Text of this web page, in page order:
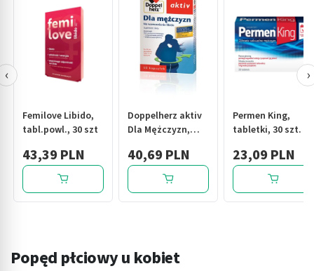
Femilove Libido,
tabl.powl., 30 szt
43,39 PLN
Doppelherz aktiv
Dla Mężczyzn,
40,69 PLN
Permen King,
tabletki, 30 szt.
23,09 PLN
‹ ›
Popęd płciowy u kobiet